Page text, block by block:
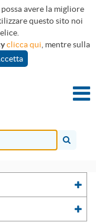
avere la migliore
questo sito noi
clicca qui , mentre sulla